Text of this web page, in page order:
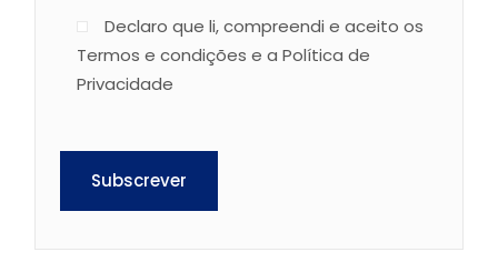
Declaro que li, compreendi e aceito os
Termos e condições e a Política de
Privacidade
Subscrever